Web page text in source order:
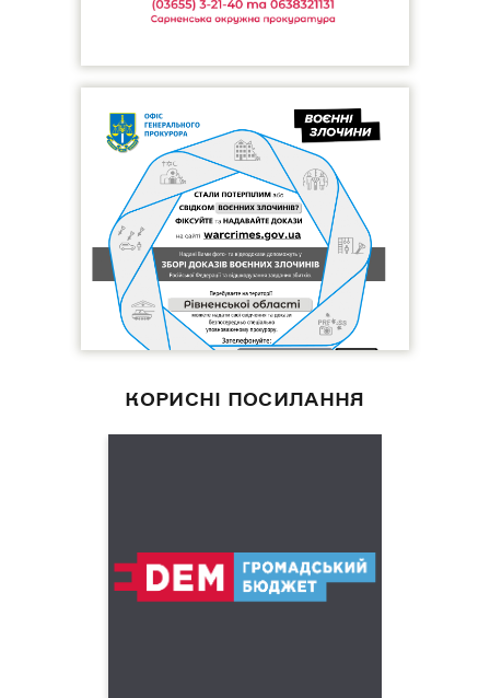
КОРИСНІ ПОСИЛАННЯ